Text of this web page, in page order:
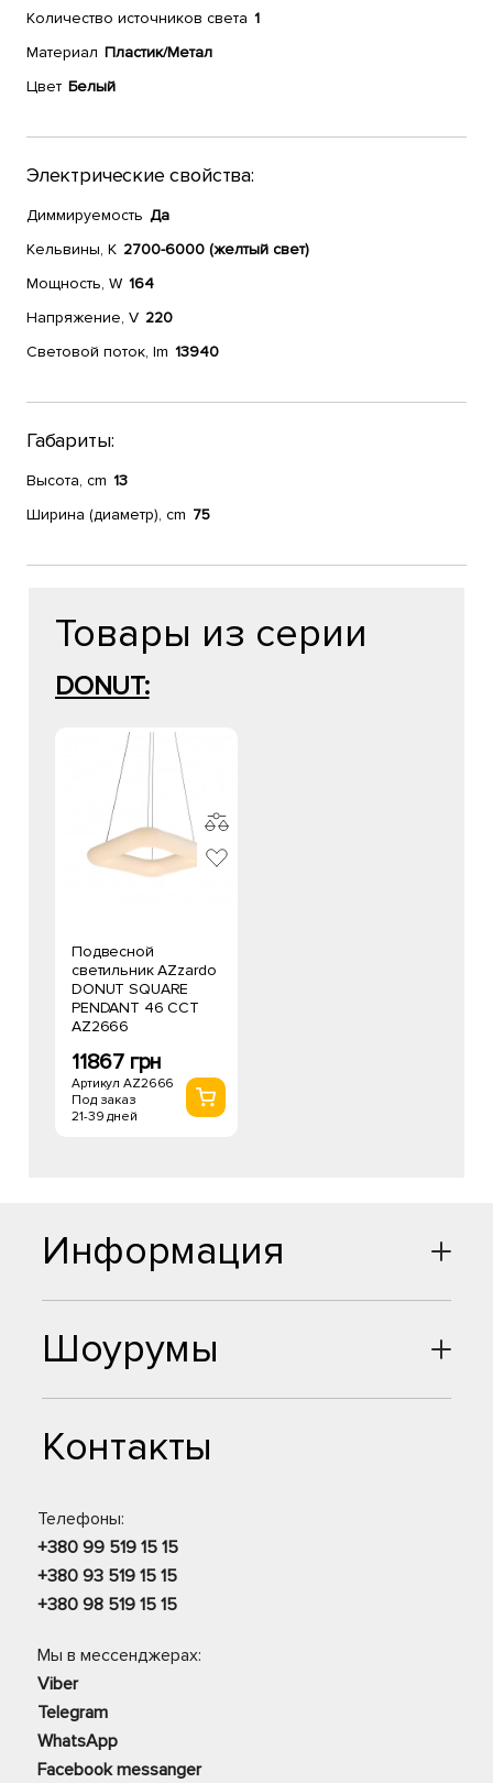
Количество источников света 1
Материал Пластик/Метал
Цвет Белый
Электрические свойства:
Диммируемость Да
Кельвины, К 2700-6000 (желтый свет)
Мощность, W 164
Напряжение, V 220
Световой поток, lm 13940
Габариты:
Высота, cm 13
Ширина (диаметр), cm 75
Товары из серии
DONUT:
Подвесной
светильник AZzardo
DONUT SQUARE
PENDANT 46 CCT
AZ2666
11867 грн
Артикул AZ2666
Под заказ
21-39 дней
Шоурумы
Контакты
Телефоны:
+380 99 519 15 15
+380 93 519 15 15
+380 98 519 15 15
Мы в мессенджерах:
Viber
Telegram
WhatsApp
Facebook messanger
Информация